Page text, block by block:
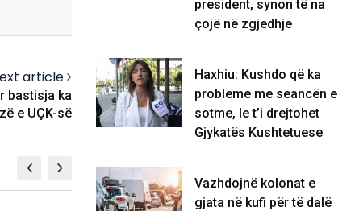
article
bastisja ka
e UÇK-së
president, synon të na
çojë në zgjedhje
Haxhiu: Kushdo që ka
probleme me seancën e
sotme, le t’i drejtohet
Gjykatës Kushtetuese
Vazhdojnë kolonat e
gjata në kufi për të dalë